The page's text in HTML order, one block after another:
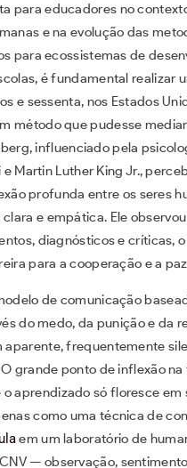
para educadores no
e na evolução das
para ecossistemas de
é fundamental realizar
e sessenta, nos Estados
método que pudesse
influenciado pela
Martin Luther King Jr.,
profunda entre os seres
e empática. Ele
diagnósticos e críticas,
para a cooperação e a
de comunicação
do medo, da punição e da
frequentemente
grande ponto de inflexão
aprendizado só floresce em
como uma técnica de
em um laboratório de
— observação,